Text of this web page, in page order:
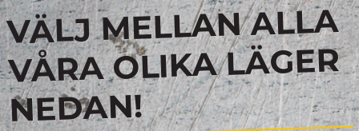
VÄLJ MELLAN ALLA
VÅRA OLIKA LÄGER
NEDAN!